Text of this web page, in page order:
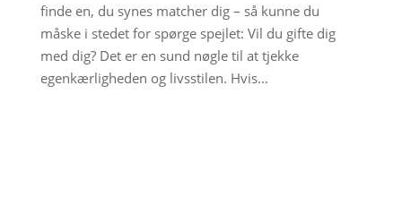
finde en, du synes matcher dig – så kunne du
måske i stedet for spørge spejlet: Vil du gifte dig
med dig? Det er en sund nøgle til at tjekke
egenkærligheden og livsstilen. Hvis...